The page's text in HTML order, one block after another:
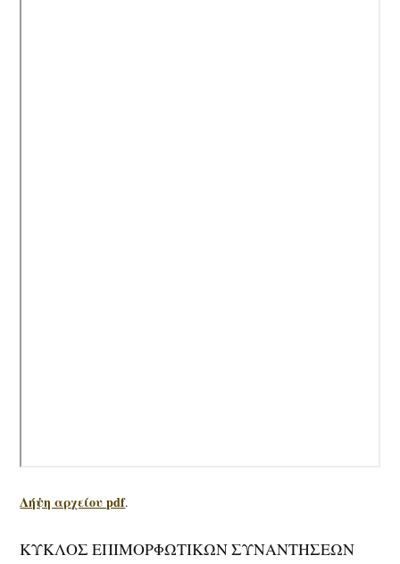
Λήψη αρχείου pdf.
ΚΥΚΛΟΣ ΕΠΙΜΟΡΦΩΤΙΚΩΝ ΣΥΝΑΝΤΗΣΕΩΝ